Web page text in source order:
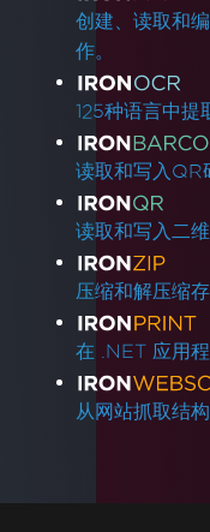
创建、读取和
作。
125种语言中提
读取和写入QR
读取和写入二维
压缩和解压缩存
在 .NET 应用程
从网站抓取结构